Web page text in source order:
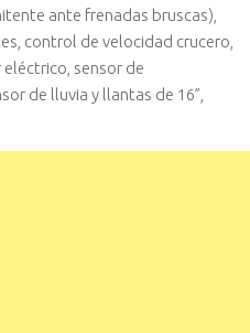
ante frenadas bruscas),
control de velocidad crucero,
sensor de
de lluvia y llantas de 16”,